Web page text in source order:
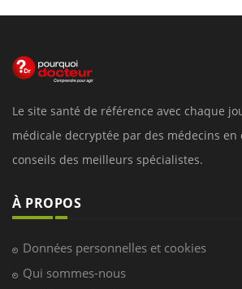
Le site santé de référence avec chaque
médicale decryptée par des médecins en
conseils des meilleurs spécialistes.
À PROPOS
Données personnelles et cookies
Qui sommes-nous